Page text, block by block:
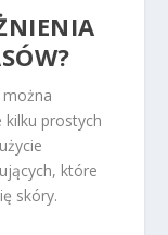
kilku prostych
które
skóry.